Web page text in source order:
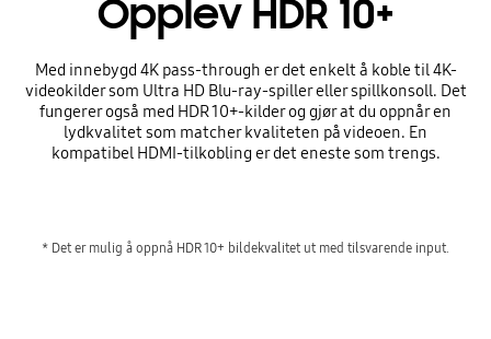
Opplev HDR 10+
Med innebygd 4K pass-through er det enkelt å koble til 4K-
videokilder som Ultra HD Blu-ray-spiller eller spillkonsoll. Det
fungerer også med HDR 10+-kilder og gjør at du oppnår en
lydkvalitet som matcher kvaliteten på videoen. En
kompatibel HDMI-tilkobling er det eneste som trengs.
* Det er mulig å oppnå HDR 10+ bildekvalitet ut med tilsvarende input.